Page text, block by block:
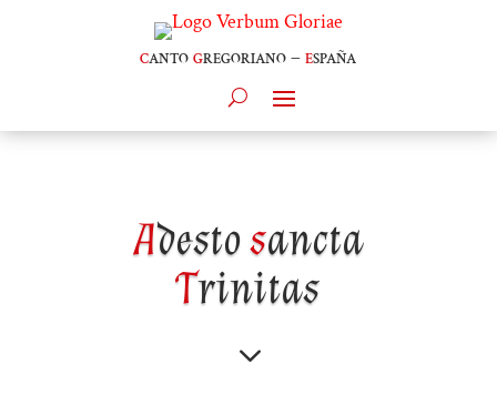
cantogregoriano –españa
Adestosancta
Trinitas
3